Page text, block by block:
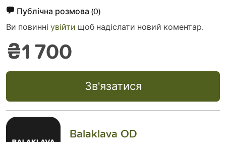
Публічна розмова (0)
Ви повинні увійти щоб надіслати новий коментар.
₴1 700
Зв'язатися
Balaklava OD